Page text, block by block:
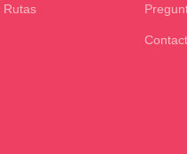
Rutas